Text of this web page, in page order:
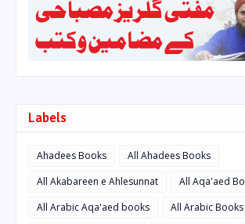
Labels
Ahadees Books
All Ahadees Books
All Akabareen e Ahlesunnat
All Aqa'aed
All Arabic Aqa'aed books
All Arabic Books